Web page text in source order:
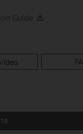
Guide